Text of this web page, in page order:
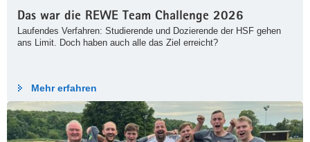
Das war die REWE Team Challenge 2026
Laufendes Verfahren: Studierende und Dozierende der HSF gehen
ans Limit. Doch haben auch alle das Ziel erreicht?
Mehr erfahren